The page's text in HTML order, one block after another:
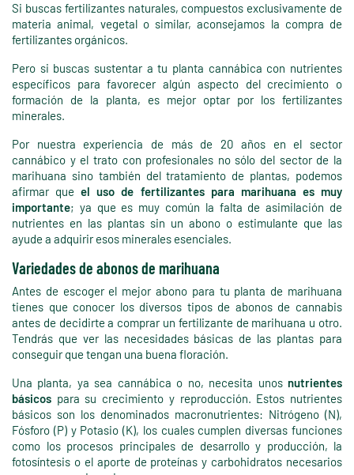
Si buscas fertilizantes naturales, compuestos exclusivamente de
materia animal, vegetal o similar, aconsejamos la compra de
fertilizantes orgánicos.
Pero si buscas sustentar a tu planta cannábica con nutrientes
específicos para favorecer algún aspecto del crecimiento o
formación de la planta, es mejor optar por los fertilizantes
minerales.
Por nuestra experiencia de más de 20 años en el sector
cannábico y el trato con profesionales no sólo del sector de la
marihuana sino también del tratamiento de plantas, podemos
afirmar queel uso de fertilizantes para marihuana es muy
importante; ya que es muy común la falta de asimilación de
nutrientes en las plantas sin un abono o estimulante que las
ayude a adquirir esos minerales esenciales.
Variedades de abonos de marihuana
Antes de escoger el mejor abono para tu planta de marihuana
tienes que conocer los diversos tipos de abonos de cannabis
antes de decidirte a comprar un fertilizante de marihuana u otro.
Tendrás que ver las necesidades básicas de las plantas para
conseguir que tengan una buena floración.
Una planta, ya sea cannábica o no, necesita unos nutrientes
básicos para su crecimiento y reproducción. Estos nutrientes
básicos son los denominados macronutrientes: Nitrógeno (N),
Fósforo (P) y Potasio (K), los cuales cumplen diversas funciones
como los procesos principales de desarrollo y producción, la
fotosíntesis o el aporte de proteínas y carbohidratos necesarios